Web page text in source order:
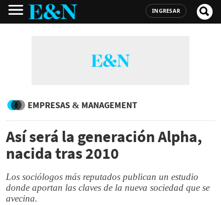
INGRESAR
EMPRESAS & MANAGEMENT
Así será la generación Alpha,
nacida tras 2010
Los sociólogos más reputados publican un estudio
donde aportan las claves de la nueva sociedad que se
avecina.